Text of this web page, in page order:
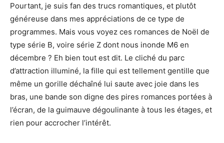
Pourtant, je suis fan des trucs romantiques, et plutôt
généreuse dans mes appréciations de ce type de
programmes. Mais vous voyez ces romances de Noël de
type série B, voire série Z dont nous inonde M6 en
décembre ? Eh bien tout est dit. Le cliché du parc
d’attraction illuminé, la fille qui est tellement gentille que
même un gorille déchaîné lui saute avec joie dans les
bras, une bande son digne des pires romances portées à
l’écran, de la guimauve dégoulinante à tous les étages, et
rien pour accrocher l’intérêt.